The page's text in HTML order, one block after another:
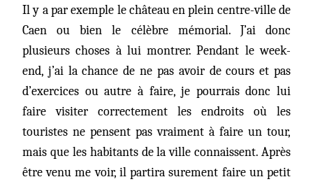
Il y a par exemple le château en plein centre-ville de
Caen ou bien le célèbre mémorial. J’ai donc
plusieurs choses à lui montrer. Pendant le week-
end, j’ai la chance de ne pas avoir de cours et pas
d’exercices ou autre à faire, je pourrais donc lui
faire visiter correctement les endroits où les
touristes ne pensent pas vraiment à faire un tour,
mais que les habitants de la ville connaissent. Après
être venu me voir, il partira surement faire un petit